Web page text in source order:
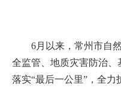
6月以来，常州市自
全监管、地质灾害防治
落实“最后一公里”，全